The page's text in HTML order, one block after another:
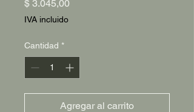
$ 3.045,00Precio
IVA incluido
Cantidad *
Agregar al carrito